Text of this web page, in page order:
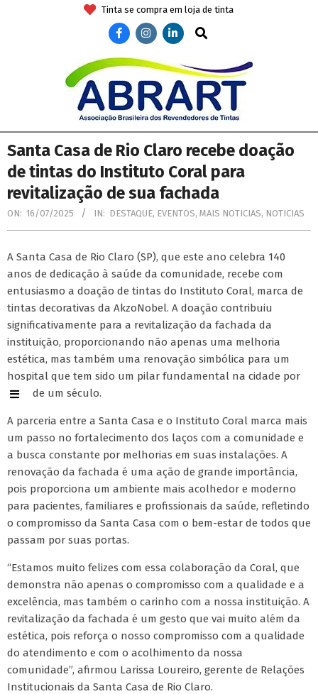
Tinta se compra em loja de tinta
Search
ABRARTNavigation
Menu
Santa Casa de Rio Claro recebe doação
de tintas do Instituto Coral para
revitalização de sua fachada
ON: 16/07/2025 IN: DESTAQUE, EVENTOS, MAIS NOTICIAS, NOTICIAS
A Santa Casa de Rio Claro (SP), que este ano celebra 140
anos de dedicação à saúde da comunidade, recebe com
entusiasmo a doação de tintas do Instituto Coral, marca de
tintas decorativas da AkzoNobel. A doação contribuiu
significativamente para a revitalização da fachada da
instituição, proporcionando não apenas uma melhoria
estética, mas também uma renovação simbólica para um
hospital que tem sido um pilar fundamental na cidade por
mais de um século.
A parceria entre a Santa Casa e o Instituto Coral marca mais
um passo no fortalecimento dos laços com a comunidade e
a busca constante por melhorias em suas instalações. A
renovação da fachada é uma ação de grande importância,
pois proporciona um ambiente mais acolhedor e moderno
para pacientes, familiares e profissionais da saúde, refletindo
o compromisso da Santa Casa com o bem-estar de todos que
passam por suas portas.
“Estamos muito felizes com essa colaboração da Coral, que
demonstra não apenas o compromisso com a qualidade e a
excelência, mas também o carinho com a nossa instituição. A
revitalização da fachada é um gesto que vai muito além da
estética, pois reforça o nosso compromisso com a qualidade
do atendimento e com o acolhimento da nossa
comunidade”, afirmou Larissa Loureiro, gerente de Relações
Institucionais da Santa Casa de Rio Claro.